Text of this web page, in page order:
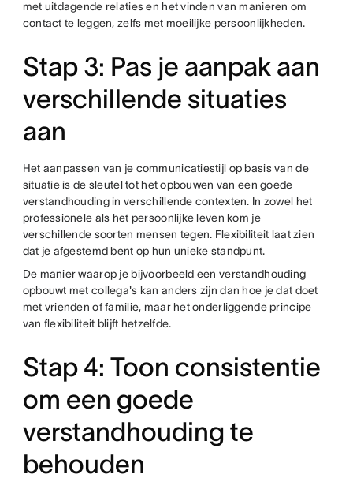
met uitdagende relaties en het vinden van manieren om
contact te leggen, zelfs met moeilijke persoonlijkheden.
Stap 3: Pas je aanpak aan
verschillende situaties
aan
Het aanpassen van je communicatiestijl op basis van de
situatie is de sleutel tot het opbouwen van een goede
verstandhouding in verschillende contexten. In zowel het
professionele als het persoonlijke leven kom je
verschillende soorten mensen tegen. Flexibiliteit laat zien
dat je afgestemd bent op hun unieke standpunt.
De manier waarop je bijvoorbeeld een verstandhouding
opbouwt met collega's kan anders zijn dan hoe je dat doet
met vrienden of familie, maar het onderliggende principe
van flexibiliteit blijft hetzelfde.
Stap 4: Toon consistentie
om een goede
verstandhouding te
behouden